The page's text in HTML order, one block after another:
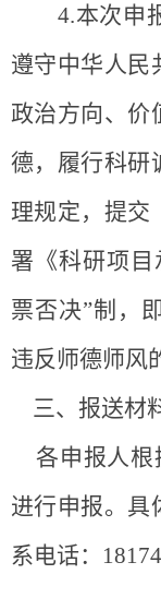
4.本次申
遵守中华人民
政治方向、价
德，履行科研
理规定，提交
署《科研项
票否决”制，
违反师德师风
三、报送材
各申报人根
进行申报。 具
系电话：